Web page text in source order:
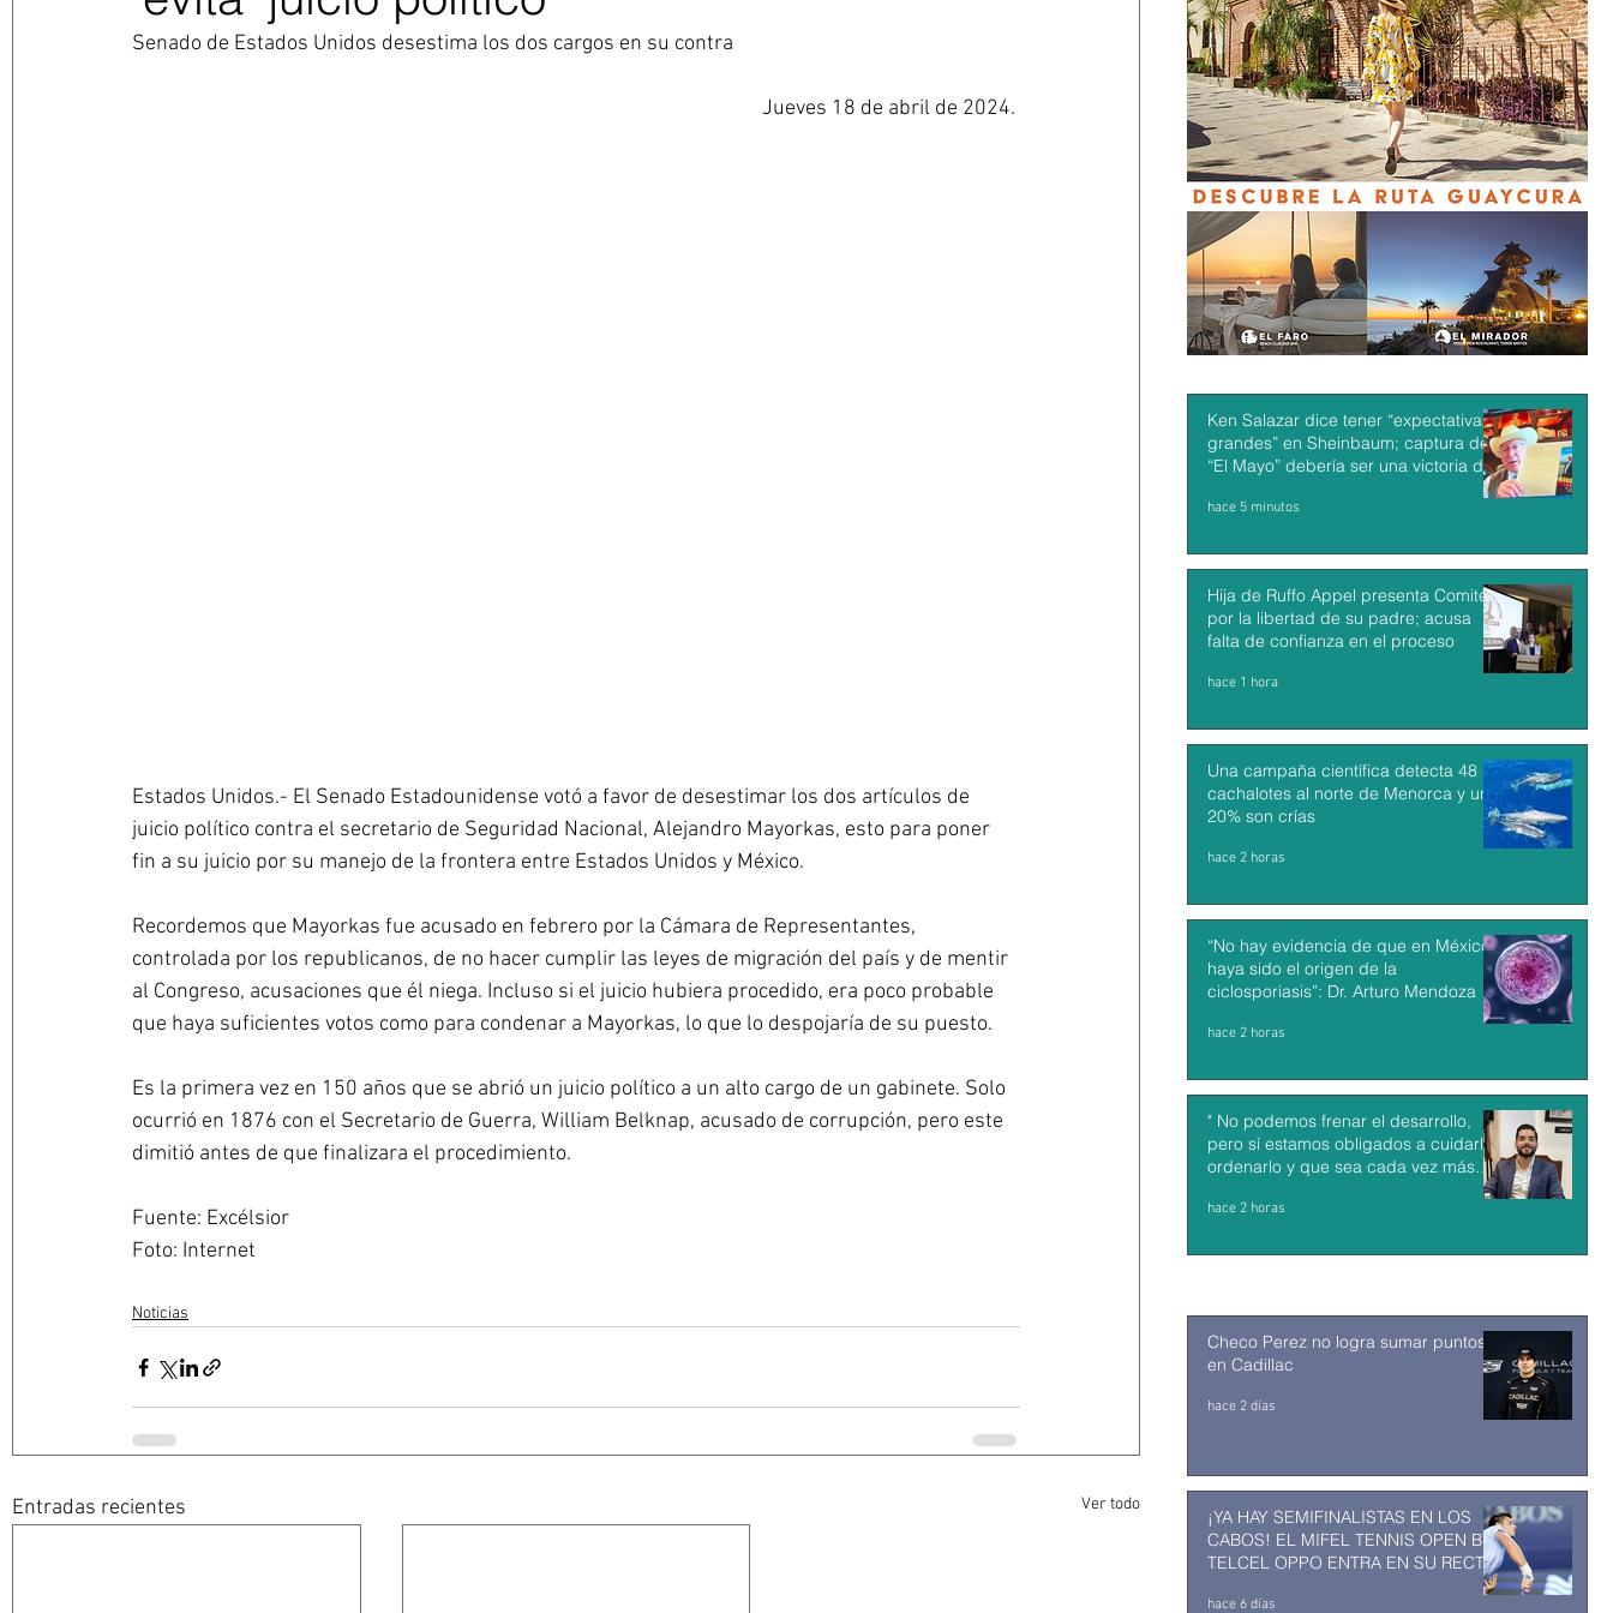
Senado de Estados Unidos desestima los dos cargos en su contra
Jueves 18 de abril de 2024.
Estados Unidos.- El Senado Estadounidense votó a favor de desestimar los dos artículos de
juicio político contra el secretario de Seguridad Nacional, Alejandro Mayorkas, esto para poner
fin a su juicio por su manejo de la frontera entre Estados Unidos y México.
Recordemos que Mayorkas fue acusado en febrero por la Cámara de Representantes,
controlada por los republicanos, de no hacer cumplir las leyes de migración del país y de mentir
al Congreso, acusaciones que él niega. Incluso si el juicio hubiera procedido, era poco probable
que haya suficientes votos como para condenar a Mayorkas, lo que lo despojaría de su puesto.
Es la primera vez en 150 años que se abrió un juicio político a un alto cargo de un gabinete. Solo
ocurrió en 1876 con el Secretario de Guerra, William Belknap, acusado de corrupción, pero este
dimitió antes de que finalizara el procedimiento.
Fuente: Excélsior
Foto: Internet
Noticias
Entradas recientes Ver todo
Ken Salazar dice tener “expectativas
grandes” en Sheinbaum; captura de
“El Mayo” debería ser una victoria de
hace 5 minutos
Hija de Ruffo Appel presenta Comité
por la libertad de su padre; acusa
falta de confianza en el proceso
hace 1 hora
Una campaña científica detecta 48
cachalotes al norte de Menorca y un
20% son crías
hace 2 horas
“No hay evidencia de que en México
haya sido el origen de la
ciclosporiasis”: Dr. Arturo Mendoza
hace 2 horas
" No podemos frenar el desarrollo,
pero sí estamos obligados a cuidarlo,
ordenarlo y que sea cada vez más
hace 2 horas
Checo Perez no logra sumar puntos
en Cadillac
hace 2 días
¡YA HAY SEMIFINALISTAS EN LOS
CABOS! EL MIFEL TENNIS OPEN BY
TELCEL OPPO ENTRA EN SU RECTA
hace 6 días